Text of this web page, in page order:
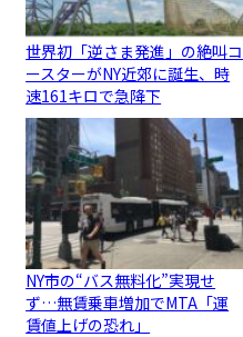
世界初「逆さま発進」の絶叫コ
ースターがNY近郊に誕生、時
速161キロで急降下
NY市の“バス無料化”実現せ
ず…無賃乗車増加でMTA「運
賃値上げの恐れ」